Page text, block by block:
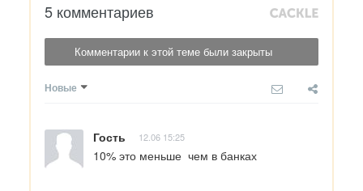
5 комментариев
Комментарии к этой теме были закрыты
Новые
Гость 12.06 15:25
10% это меньше  чем в банках